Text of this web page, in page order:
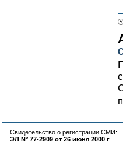
Свидетельство о регистрации СМИ:
ЭЛ N° 77-2909 от 26 июня 2000 г